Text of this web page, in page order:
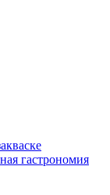
гастрономия